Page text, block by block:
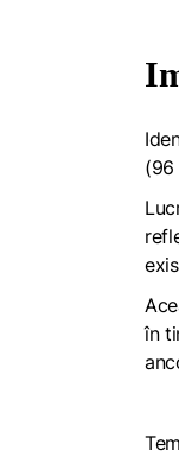
(96
în